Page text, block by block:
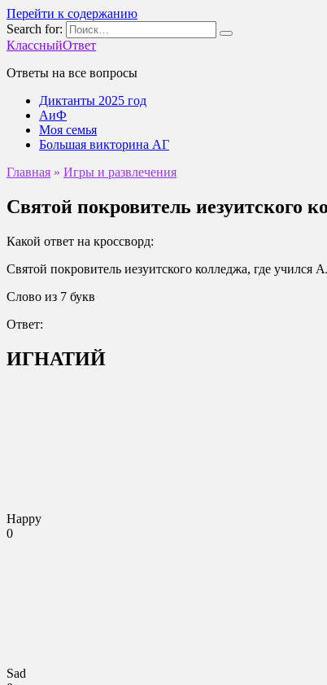
Перейти к содержанию
Search for:
КлассныйОтвет
Ответы на все вопросы
Диктанты 2025 год
АиФ
Моя семья
Большая викторина АГ
Главная » Игры и развлечения
Святой покровитель иезуитского
Какой ответ на кроссворд:
Святой покровитель иезуитского колледжа, где учился
Слово из 7 букв
Ответ:
ИГНАТИЙ
Happy
0
Sad